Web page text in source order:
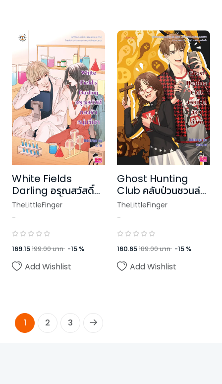
White Fields
Darling อรุณสวัสดิ์
หลงรักหนุ่มขี้เซา
TheLittleFinger
-
169.15199.00บาท -15 %
Add Wishlist
Ghost Hunting
Club คลับป่วนชวนล่า
ผี
TheLittleFinger
-
160.65189.00บาท -15 %
Add Wishlist
1 2 3